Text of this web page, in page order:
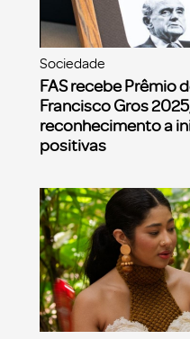
Sociedade
FAS recebe Prêmio
Francisco Gros
reconhecimento a
positivas